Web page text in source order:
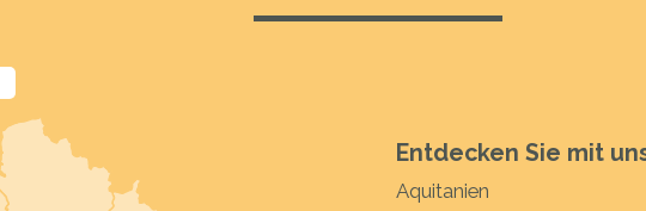
Entdecken Sie mit
Aquitanien